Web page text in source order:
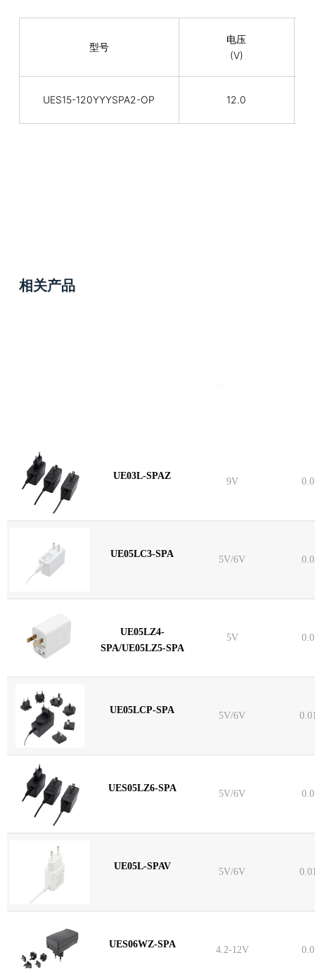
型号
电压
(V)
UES15-120YYYSPA2-OP 12.0
相关产品
UE03L-SPAZ
9V
UE05LC3-SPA
5V/6V
UE05LZ4-
SPA/UE05LZ5-SPA
5V
UE05LCP-SPA
5V/6V
UES05LZ6-SPA
5V/6V
UE05L-SPAV
5V/6V
UES06WZ-SPA
4.2-12V